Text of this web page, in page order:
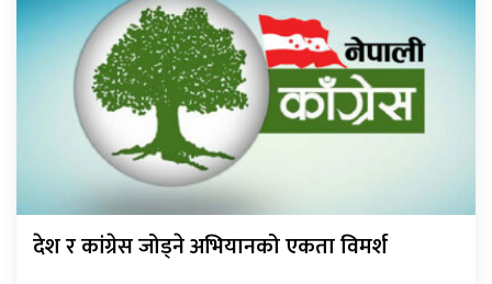
देश र कांग्रेस जोड्ने अभियानको एकता विमर्श